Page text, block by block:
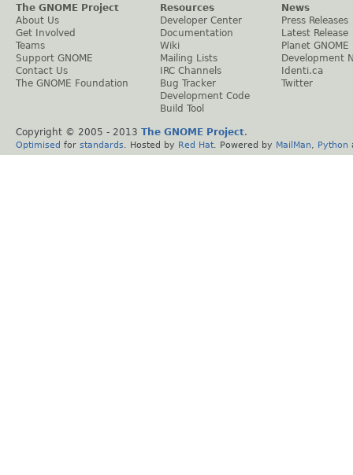
The GNOME Project
About Us
Get Involved
Teams
Support GNOME
Contact Us
The GNOME Foundation
Resources
Developer Center
Documentation
Wiki
Mailing Lists
IRC Channels
Bug Tracker
Development Code
Build Tool
News
Press Releases
Latest Release
Planet GNOME
Development
Identi.ca
Twitter
Copyright © 2005 - 2013 The GNOME Project.
Optimised for standards . Hosted by Red Hat . Powered by MailMan Python